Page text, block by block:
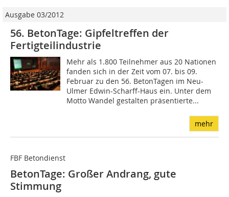
Ausgabe 03/2012
56. BetonTage: Gipfeltreffen der
Fertigteilindustrie
Mehr als 1.800 Teilnehmer aus 20 Nationen
fanden sich in der Zeit vom 07. bis 09.
Februar zu den 56. BetonTagen im Neu-
Ulmer Edwin-Scharff-Haus ein. Unter dem
Motto Wandel gestalten präsentierte...
mehr
FBF Betondienst
BetonTage: Großer Andrang, gute
Stimmung